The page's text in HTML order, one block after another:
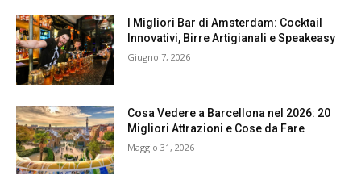
I Migliori Bar di Amsterdam: Cocktail
Innovativi, Birre Artigianali e Speakeasy
Giugno 7, 2026
Cosa Vedere a Barcellona nel 2026: 20
Migliori Attrazioni e Cose da Fare
Maggio 31, 2026